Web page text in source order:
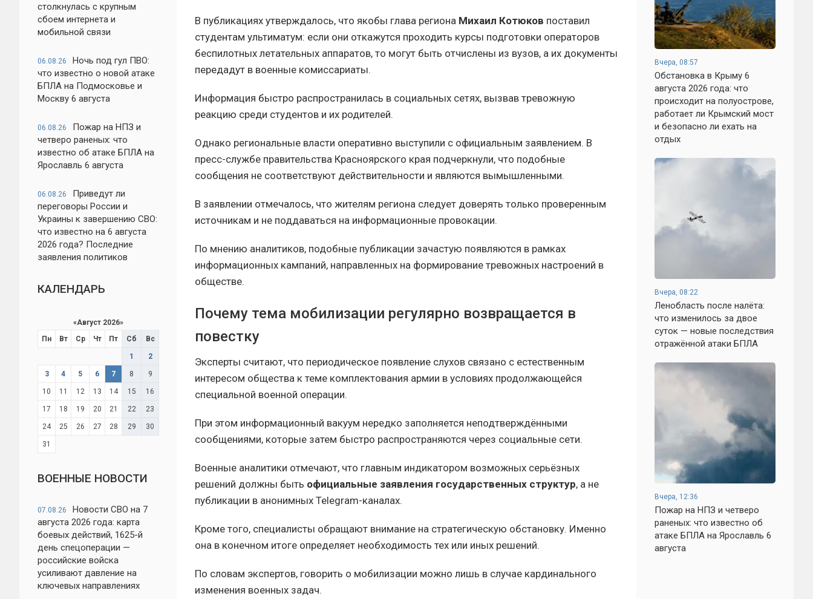
столкнулась с крупным
сбоем интернета и
мобильной связи
06.08.26
Ночь под гул ПВО:
что известно о новой атаке
БПЛА на Подмосковье и
Москву 6 августа
06.08.26
Пожар на НПЗ и
четверо раненых: что
известно об атаке БПЛА на
Ярославль 6 августа
06.08.26
Приведут ли
переговоры России и
Украины к завершению СВО:
что известно на 6 августа
2026 года? Последние
заявления политиков
КАЛЕНДАРЬ
«Август 2026»
Пн
Вт Ср Чт Пт Сб Вс
1 2
3 4 5 6 7 8 9
10 11 12 13 14 15 16
17 18 19 20 21 22 23
24 25 26 27 28 29 30
31
ВОЕННЫЕ НОВОСТИ
07.08.26
Новости СВО на 7
августа 2026 года: карта
боевых действий, 1625-й
день спецоперации —
российские войска
усиливают давление на
ключевых направлениях
В публикациях утверждалось, что якобы глава региона Михаил Котюков поставил
студентам ультиматум: если они откажутся проходить курсы подготовки операторов
беспилотных летательных аппаратов, то могут быть отчислены из вузов, а их документы
передадут в военные комиссариаты.
Информация быстро распространилась в социальных сетях, вызвав тревожную
реакцию среди студентов и их родителей.
Однако региональные власти оперативно выступили с официальным заявлением. В
пресс-службе правительства Красноярского края подчеркнули, что подобные
сообщения не соответствуют действительности и являются вымышленными.
В заявлении отмечалось, что жителям региона следует доверять только проверенным
источникам и не поддаваться на информационные провокации.
По мнению аналитиков, подобные публикации зачастую появляются в рамках
информационных кампаний, направленных на формирование тревожных настроений в
обществе.
Почему тема мобилизации регулярно возвращается в
повестку
Эксперты считают, что периодическое появление слухов связано с естественным
интересом общества к теме комплектования армии в условиях продолжающейся
специальной военной операции.
При этом информационный вакуум нередко заполняется неподтверждёнными
сообщениями, которые затем быстро распространяются через социальные сети.
Военные аналитики отмечают, что главным индикатором возможных серьёзных
решений должны быть официальные заявления государственных структур, а не
публикации в анонимных Telegram-каналах.
Кроме того, специалисты обращают внимание на стратегическую обстановку. Именно
она в конечном итоге определяет необходимость тех или иных решений.
По словам экспертов, говорить о мобилизации можно лишь в случае кардинального
изменения военных задач.
Вчера, 08:57
Обстановка в Крыму 6
августа 2026 года: что
происходит на полуострове,
работает ли Крымский мост
и безопасно ли ехать на
отдых
Вчера, 08:22
Ленобласть после налёта:
что изменилось за двое
суток — новые последствия
отражённой атаки БПЛА
Вчера, 12:36
Пожар на НПЗ и четверо
раненых: что известно об
атаке БПЛА на Ярославль 6
августа